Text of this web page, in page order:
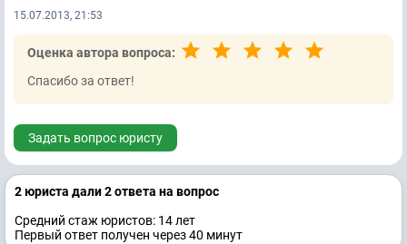
15.07.2013, 21:53
Оценка автора вопроса:
Спасибо за ответ!
Задать вопрос юристу
2 юристa дали 2 ответa на вопрос
Средний стаж юристов: 14 лет
Первый ответ получен через 40 минут